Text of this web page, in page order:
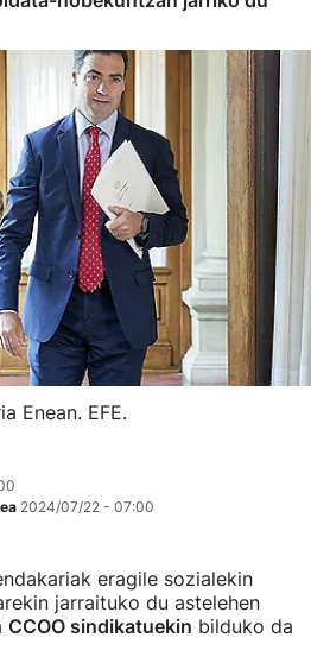
Enean. EFE.
2024/07/22 - 07:00
eragile sozialekin
jarraituko du astelehen
CCOO sindikatuekin bilduko da